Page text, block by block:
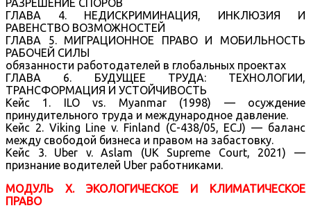
РАЗРЕШЕНИЕ СПОРОВ
ГЛАВА 4. НЕДИСКРИМИНАЦИЯ, ИНКЛЮЗИЯ И
РАВЕНСТВО ВОЗМОЖНОСТЕЙ
ГЛАВА 5. МИГРАЦИОННОЕ ПРАВО И МОБИЛЬНОСТЬ
РАБОЧЕЙ СИЛЫ
обязанности работодателей в глобальных проектах
ГЛАВА 6. БУДУЩЕЕ ТРУДА: ТЕХНОЛОГИИ,
ТРАНСФОРМАЦИЯ И УСТОЙЧИВОСТЬ
Кейс 1. ILO vs. Myanmar (1998) — осуждение
принудительного труда и международное давление.
Кейс 2. Viking Line v. Finland (C-438/05, ECJ) — баланс
между свободой бизнеса и правом на забастовку.
Кейс 3. Uber v. Aslam (UK Supreme Court, 2021) —
признание водителей Uber работниками.
МОДУЛЬ X. ЭКОЛОГИЧЕСКОЕ И КЛИМАТИЧЕСКОЕ
ПРАВО